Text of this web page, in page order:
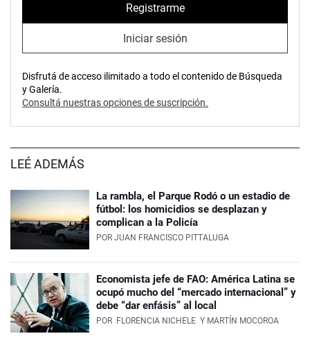
Registrarme
Iniciar sesión
Disfrutá de acceso ilimitado a todo el contenido de Búsqueda
y Galería.
Consultá nuestras opciones de suscripción.
LEÉ ADEMÁS
La rambla, el Parque Rodó o un estadio de
fútbol: los homicidios se desplazan y
complican a la Policía
POR JUAN FRANCISCO PITTALUGA
Economista jefe de FAO: América Latina se
ocupó mucho del “mercado internacional” y
debe “dar enfásis” al local
POR FLORENCIA NICHELE Y MARTÍN MOCOROA